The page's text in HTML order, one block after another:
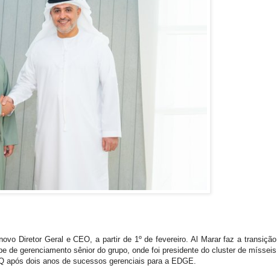
Diretor Geral e CEO, a partir de 1º de fevereiro. Al Marar faz a transição
de gerenciamento sênior do grupo, onde foi presidente do cluster de mísseis
após dois anos de sucessos gerenciais para a EDGE.